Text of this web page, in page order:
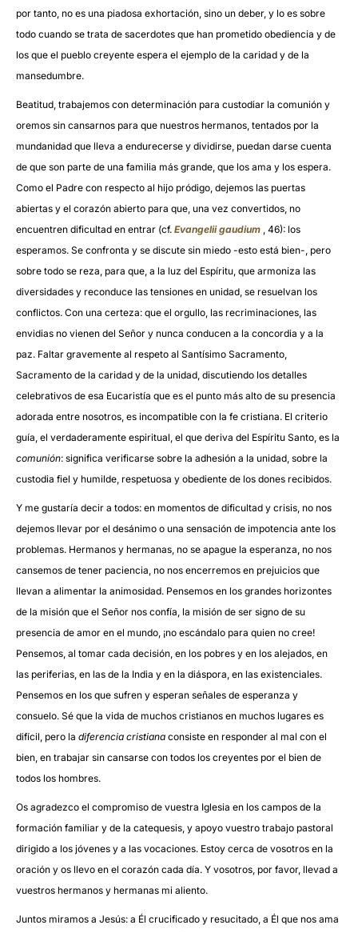
por tanto, no es una piadosa exhortación, sino un deber, y lo es sobre
todo cuando se trata de sacerdotes que han prometido obediencia y de
los que el pueblo creyente espera el ejemplo de la caridad y de la
mansedumbre.
Beatitud, trabajemos con determinación para custodiar la comunión y
oremos sin cansarnos para que nuestros hermanos, tentados por la
mundanidad que lleva a endurecerse y dividirse, puedan darse cuenta
de que son parte de una familia más grande, que los ama y los espera.
Como el Padre con respecto al hijo pródigo, dejemos las puertas
abiertas y el corazón abierto para que, una vez convertidos, no
encuentren dificultad en entrar (cf. Evangelii gaudium , 46): los
esperamos. Se confronta y se discute sin miedo -esto está bien-, pero
sobre todo se reza, para que, a la luz del Espíritu, que armoniza las
diversidades y reconduce las tensiones en unidad, se resuelvan los
conflictos. Con una certeza: que el orgullo, las recriminaciones, las
envidias no vienen del Señor y nunca conducen a la concordia y a la
paz. Faltar gravemente al respeto al Santísimo Sacramento,
Sacramento de la caridad y de la unidad, discutiendo los detalles
celebrativos de esa Eucaristía que es el punto más alto de su presencia
adorada entre nosotros, es incompatible con la fe cristiana. El criterio
guía, el verdaderamente espiritual, el que deriva del Espíritu Santo, es la
comunión: significa verificarse sobre la adhesión a la unidad, sobre la
custodia fiel y humilde, respetuosa y obediente de los dones recibidos.
Y me gustaría decir a todos: en momentos de dificultad y crisis, no nos
dejemos llevar por el desánimo o una sensación de impotencia ante los
problemas. Hermanos y hermanas, no se apague la esperanza, no nos
cansemos de tener paciencia, no nos encerremos en prejuicios que
llevan a alimentar la animosidad. Pensemos en los grandes horizontes
de la misión que el Señor nos confía, la misión de ser signo de su
presencia de amor en el mundo, ¡no escándalo para quien no cree!
Pensemos, al tomar cada decisión, en los pobres y en los alejados, en
las periferias, en las de la India y en la diáspora, en las existenciales.
Pensemos en los que sufren y esperan señales de esperanza y
consuelo. Sé que la vida de muchos cristianos en muchos lugares es
difícil, pero la diferencia cristiana consiste en responder al mal con el
bien, en trabajar sin cansarse con todos los creyentes por el bien de
todos los hombres.
Os agradezco el compromiso de vuestra Iglesia en los campos de la
formación familiar y de la catequesis, y apoyo vuestro trabajo pastoral
dirigido a los jóvenes y a las vocaciones. Estoy cerca de vosotros en la
oración y os llevo en el corazón cada día. Y vosotros, por favor, llevad a
vuestros hermanos y hermanas mi aliento.
Juntos miramos a Jesús: a Él crucificado y resucitado, a Él que nos ama